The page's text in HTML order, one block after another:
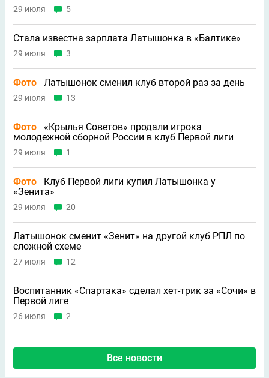
29 июля 5
Стала известна зарплата Латышонка в «Балтике»
29 июля 3
Фото Латышонок сменил клуб второй раз за день
29 июля 13
Фото
«Крылья Советов» продали игрока
молодежной сборной России в клуб Первой лиги
29 июля 1
Фото
Клуб Первой лиги купил Латышонка у
«Зенита»
29 июля 20
Латышонок сменит «Зенит» на другой клуб РПЛ по
сложной схеме
27 июля 12
Воспитанник «Спартака» сделал хет-трик за «Сочи» в
Первой лиге
26 июля 2
Все новости